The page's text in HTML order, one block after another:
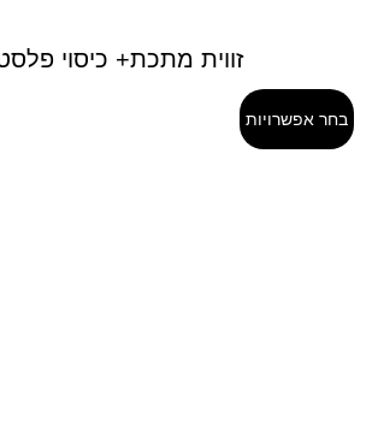
זווית מתכת+ כיסוי
בחר אפשרויות